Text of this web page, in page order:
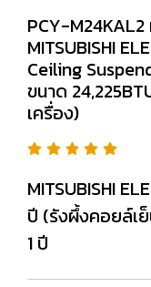
PCY-
MITSUBISHI
Ceiling
ขนาด
เครื่อง)
MITSUBISHI
ปี (รังผึ้งคอยล์เ
1 ปี